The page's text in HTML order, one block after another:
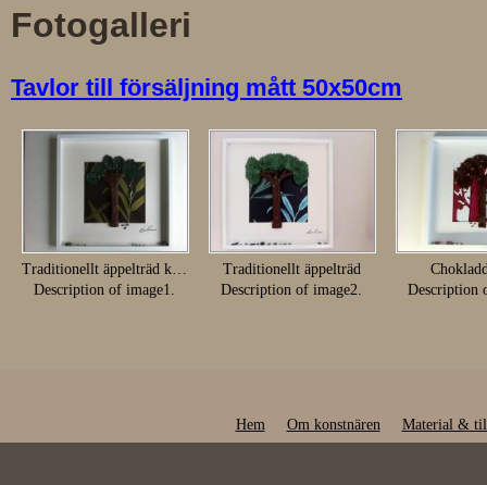
Fotogalleri
Tavlor till försäljning mått 50x50cm
Traditionellt äppelträd karp
Description of image1.
Traditionellt äppelträd
Description of image2.
Description
Hem Om konstnären Material &